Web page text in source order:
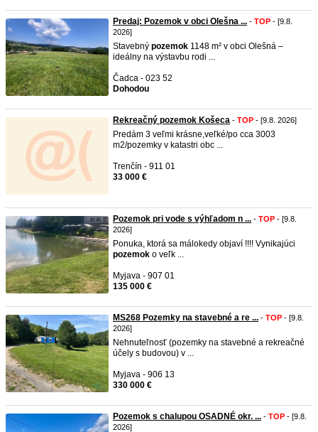
Predaj: Pozemok v obci Olešna ... - TOP - [9.8.
2026]
Stavebný pozemok 1148 m² v obci Olešná –
ideálny na výstavbu rodi ...
Čadca - 023 52
Dohodou
Rekreačný pozemok Košeca - TOP - [9.8. 2026]
Predám 3 veľmi krásne,veľké/po cca 3003
m2/pozemky v katastri obc ...
Trenčín - 911 01
33 000 €
Pozemok pri vode s výhľadom n ... - TOP - [9.8.
2026]
Ponuka, ktorá sa málokedy objaví !!!! Vynikajúci
pozemok o veľk ...
Myjava - 907 01
135 000 €
MS268 Pozemky na stavebné a re ... - TOP - [9.8.
2026]
Nehnuteľnosť (pozemky na stavebné a rekreačné
účely s budovou) v ...
Myjava - 906 13
330 000 €
Pozemok s chalupou OSADNÉ okr. ... - TOP - [9.8.
2026]